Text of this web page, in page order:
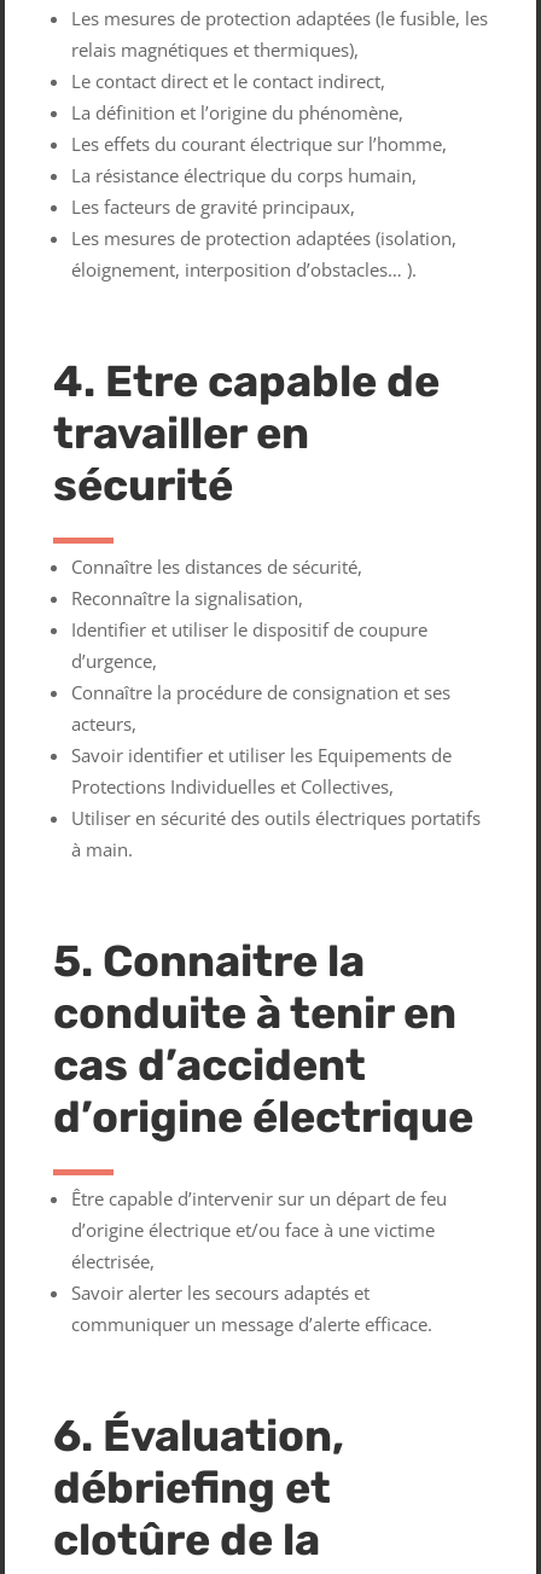
Les mesures de protection adaptées (le fusible, les
relais magnétiques et thermiques),
Le contact direct et le contact indirect,
La définition et l’origine du phénomène,
Les effets du courant électrique sur l’homme,
La résistance électrique du corps humain,
Les facteurs de gravité principaux,
Les mesures de protection adaptées (isolation,
éloignement, interposition d’obstacles… ).
4. Etre capable de
travailler en
sécurité
Connaître les distances de sécurité,
Reconnaître la signalisation,
Identifier et utiliser le dispositif de coupure
d’urgence,
Connaître la procédure de consignation et ses
acteurs,
Savoir identifier et utiliser les Equipements de
Protections Individuelles et Collectives,
Utiliser en sécurité des outils électriques portatifs
à main.
5. Connaitre la
conduite à tenir en
cas d’accident
d’origine électrique
Être capable d’intervenir sur un départ de feu
d’origine électrique et/ou face à une victime
électrisée,
Savoir alerter les secours adaptés et
communiquer un message d’alerte efficace.
6. Évaluation,
débriefing et
clotûre de la